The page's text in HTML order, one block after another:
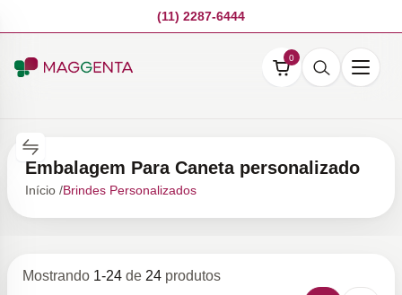
(11) 2287-6444
0
Embalagem Para Caneta personalizado
Início /Brindes Personalizados
Mostrando 1-24 de 24 produtos